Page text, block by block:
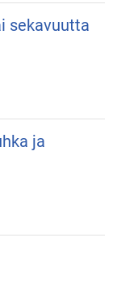
sekavuutta
ja